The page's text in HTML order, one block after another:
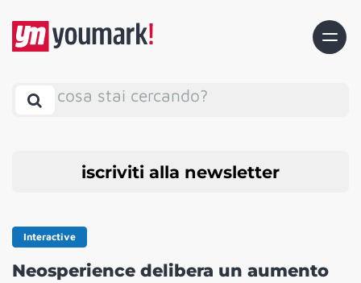
cosa stai cercando?
iscriviti alla newsletter
Interactive
Neosperience delibera un aumento